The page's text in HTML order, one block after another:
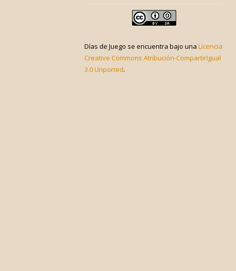
Días de Juego se encuentra bajo una Licencia
Creative Commons Atribución-CompartirIgual
3.0 Unported.